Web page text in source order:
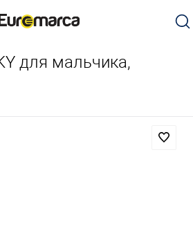
для мальчика,